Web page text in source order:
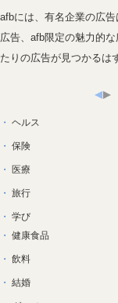
afbには、有名企業の広
広告、afb限定の魅力的
たりの広告が見つかるは
ヘルス
保険
医療
旅行
学び
健康食品
飲料
結婚